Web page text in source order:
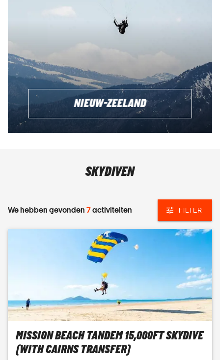
NIEUW-ZEELAND
SKYDIVEN
We hebben gevonden 7activiteiten FILTER
MISSION BEACH TANDEM 15,000FT SKYDIVE
(WITH CAIRNS TRANSFER)